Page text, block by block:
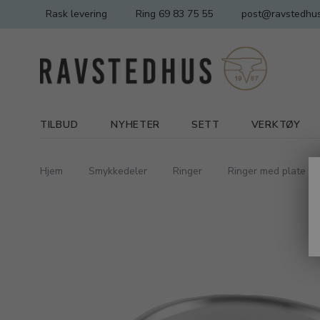
Rask levering Ring 69 83 75 55
TILBUD NYHETER SETT VERKTØY
Hjem Smykkedeler Ringer Ringer med plate